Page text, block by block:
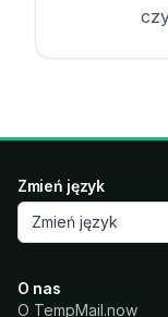
Zmień język
Zmień język
O nas
O TempMail.now